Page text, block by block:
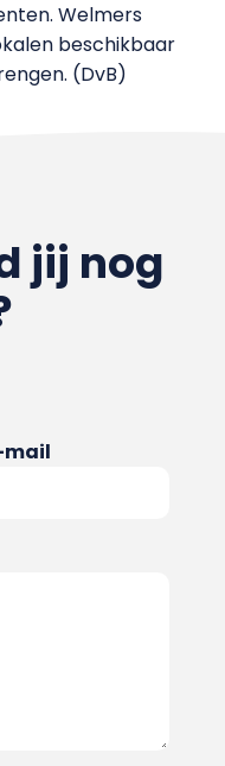
Welmers
beschikbaar
(DvB)
jij nog
mail